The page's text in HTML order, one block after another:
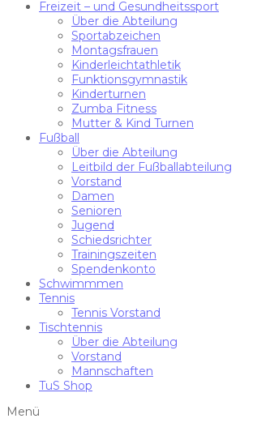
Freizeit – und Gesundheitssport
Über die Abteilung
Sportabzeichen
Montagsfrauen
Kinderleichtathletik
Funktionsgymnastik
Kinderturnen
Zumba Fitness
Mutter & Kind Turnen
Fußball
Über die Abteilung
Leitbild der Fußballabteilung
Vorstand
Damen
Senioren
Jugend
Schiedsrichter
Trainingszeiten
Spendenkonto
Schwimmmen
Tennis
Tennis Vorstand
Tischtennis
Über die Abteilung
Vorstand
Mannschaften
TuS Shop
Menü